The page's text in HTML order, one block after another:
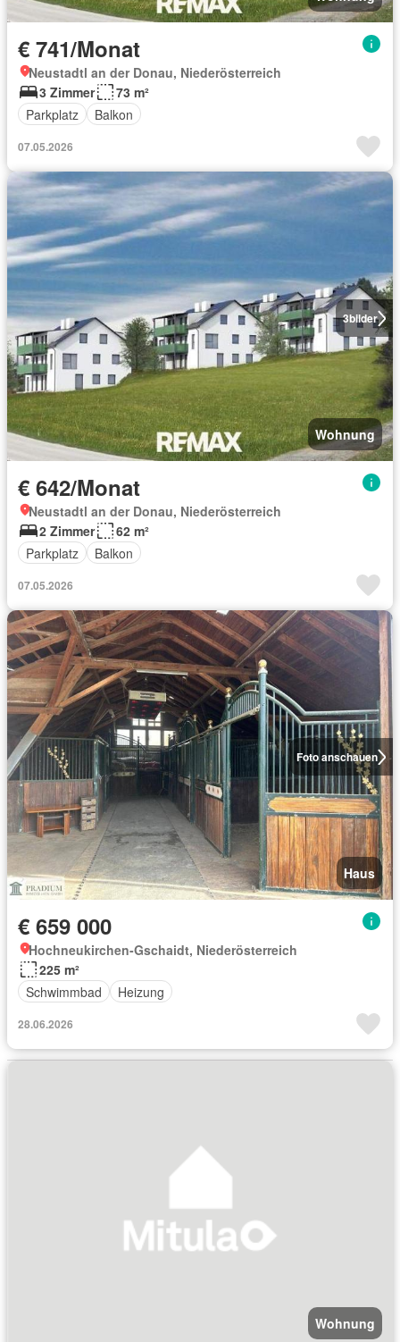
€ 741/Monat
Neustadtl an der Donau, Niederösterreich
3 Zimmer
73 m²
Parkplatz
Balkon
07.05.2026
3bilder
Wohnung
€ 642/Monat
Neustadtl an der Donau, Niederösterreich
2 Zimmer
62 m²
Parkplatz
Balkon
07.05.2026
Foto anschauen
Haus
€ 659 000
Hochneukirchen-Gschaidt, Niederösterreich
225 m²
Schwimmbad
Heizung
28.06.2026
Wohnung